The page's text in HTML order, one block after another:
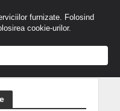
furnizate. Folosind
cookie-urilor.